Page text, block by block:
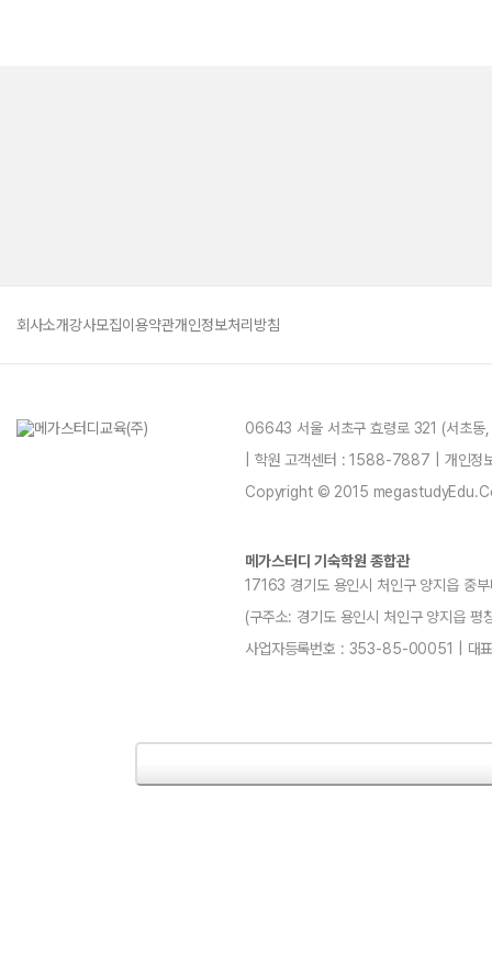
회사소개강사모집이용약관개인정보처리방침
06643 서울 서초구 효령로 321 (서초
| 학원 고객센터 : 1588-7887 | 개인
Copyright © 2015
메가스터디 기숙학원 종합관
17163 경기도 용인시 처인구 양지읍 중
(구주소: 경기도 용인시 처인구 양지
사업자등록번호 : 353-85-00051 | 대표